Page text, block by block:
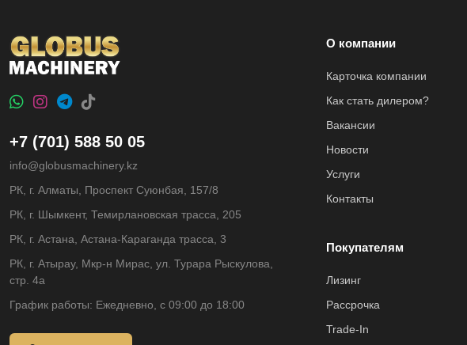
+7 (701) 588 50 05
info@globusmachinery.kz
РК, г. Алматы, Проспект Суюнбая, 157/8
РК, г. Шымкент, Темирлановская трасса, 205
РК, г. Астана, Астана-Караганда трасса, 3
РК, г. Атырау, Мкр-н Мирас, ул. Турара Рыскулова,
стр. 4а
График работы: Ежедневно, с 09:00 до 18:00
О компании
Карточка компании
Как стать дилером?
Вакансии
Новости
Услуги
Контакты
Покупателям
Лизинг
Рассрочка
Trade-In